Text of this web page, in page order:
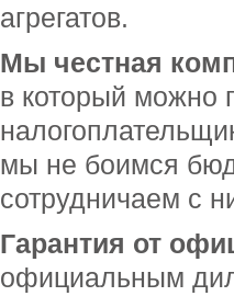
агрегатов.
Мы честная
в который можно
мы не боимся
сотрудничаем с
Гарантия от
официальным